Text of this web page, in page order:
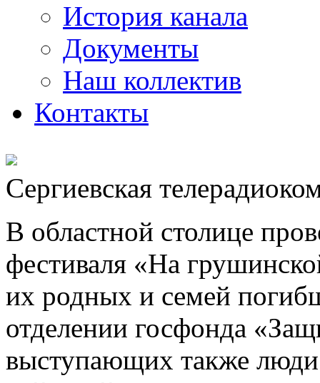
История канала
Документы
Наш коллектив
Контакты
Сергиевская
В областной столице
фестиваля «На
их родных и семей
отделении госфонда
выступающих также